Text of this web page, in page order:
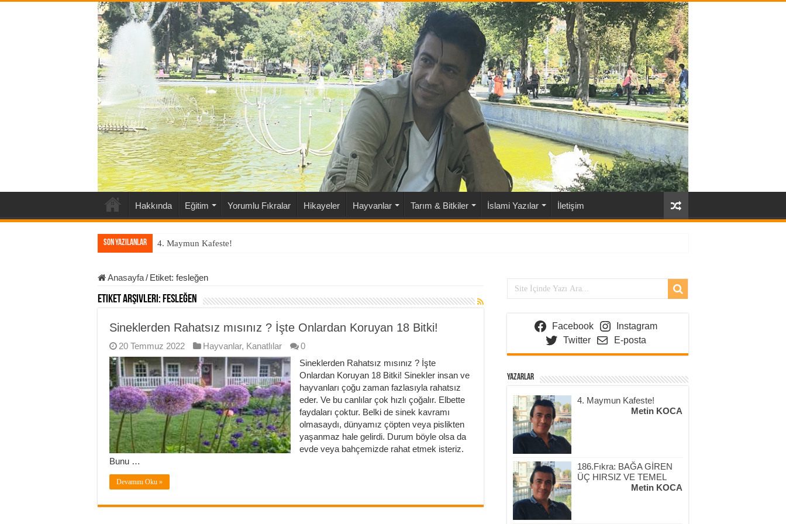
Hakkında Eğitim Yorumlu Fıkralar Hikayeler Hayvanlar Tarım & Bitkiler İslami Yazılar İletişim
Son Yazılanlar 4. Maymun Kafeste!
Anasayfa/ Etiket: fesleğen
Etiket Arşivleri: fesleğen
Sineklerden Rahatsız mısınız ? İşte Onlardan Koruyan 18 Bitki!
20 Temmuz 2022 Hayvanlar, Kanatlılar
0
Sineklerden Rahatsız mısınız ? İşte
Onlardan Koruyan 18 Bitki! Sinekler insan ve
hayvanları çoğu zaman fazlasıyla rahatsız
eder. Ve bu canlılar çok hızlı çoğalır. Elbette
faydaları çoktur. Belki de sinek kavramı
olmasaydı, dünyamız çöpten veya pislikten
yaşanmaz hale gelirdi. Durum böyle olsa da
evde veya bahçemizde rahat etmek isteriz.
Bunu …
Devamını Oku »
Facebook
Instagram
Twitter
E-posta
Yazarlar
4. Maymun Kafeste!
Metin KOCA
186.Fıkra: BAĞA GİREN
ÜÇ HIRSIZ VE TEMEL
Metin KOCA